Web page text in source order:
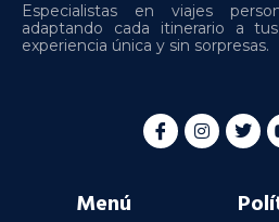
Especialistas en viajes
adaptando cada itinerario a
experiencia única y sin sorpresas.
Menú